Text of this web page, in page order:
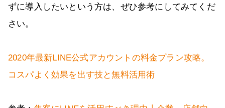
ずに導入したいという方は、ぜひ参考にしてみてくだ
さい。
2020年最新LINE公式アカウントの料金プラン攻略。
コスパよく効果を出す技と無料活用術